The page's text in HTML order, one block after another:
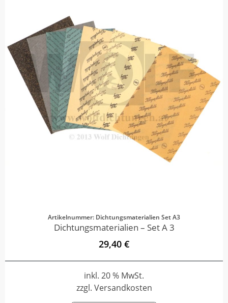
Artikelnummer: Dichtungsmaterialien Set A3
Dichtungsmaterialien – Set A 3
29,40 €
inkl. 20 % MwSt.
zzgl. Versandkosten